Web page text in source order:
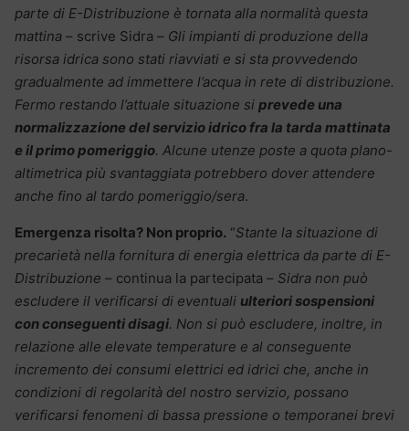
parte di E-Distribuzione è tornata alla normalità questa
mattina – scrive Sidra – Gli impianti di produzione della
risorsa idrica sono stati riavviati e si sta provvedendo
gradualmente ad immettere l’acqua in rete di distribuzione.
Fermo restando l’attuale situazione si prevede una
normalizzazione del servizio idrico fra la tarda mattinata
e il primo pomeriggio. Alcune utenze poste a quota plano-
altimetrica più svantaggiata potrebbero dover attendere
anche fino al tardo pomeriggio/sera.
Emergenza risolta? Non proprio. “Stante la situazione di
precarietà nella fornitura di energia elettrica da parte di E-
Distribuzione – continua la partecipata – Sidra non può
escludere il verificarsi di eventuali ulteriori sospensioni
con conseguenti disagi. Non si può escludere, inoltre, in
relazione alle elevate temperature e al conseguente
incremento dei consumi elettrici ed idrici che, anche in
condizioni di regolarità del nostro servizio, possano
verificarsi fenomeni di bassa pressione o temporanei brevi